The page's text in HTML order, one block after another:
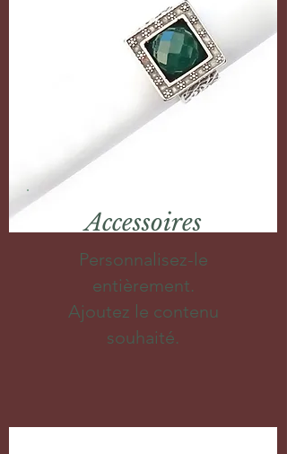
Accessoires
Personnalisez-le
entièrement.
Ajoutez le contenu
souhaité.